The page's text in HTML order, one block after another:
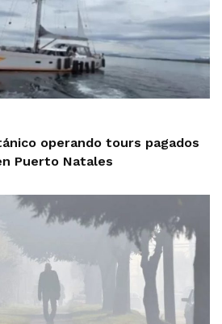
operando tours pagados
Puerto Natales